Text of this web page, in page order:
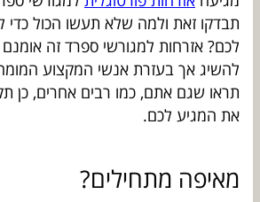
תבדקו זאת ולמה שלא תעשו הכול
לכם? אזרחות למגורשי ספרד זה
להשיג אך בעזרת אנשי המקצוע
תראו שגם אתם, כמו רבים אחרים, כן
את המגיע לכם.
מאיפה מתחילים?